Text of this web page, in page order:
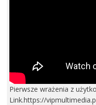
Pierwsze wrażenia z
Link.https://